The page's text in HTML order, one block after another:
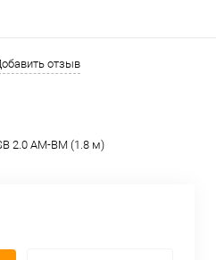
отзыв
2.0 AM-BM (1.8 м)